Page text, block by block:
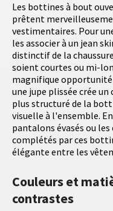
Les bottines à bout
prêtent
vestimentaires. Pour
les associer à un jean
distinctif de la
soient courtes ou mi-
magnifique
une jupe plissée crée
plus structuré de la
visuelle à l'ensemble.
pantalons évasés ou
complétés par ces
élégante entre les
Couleurs et
contrastes